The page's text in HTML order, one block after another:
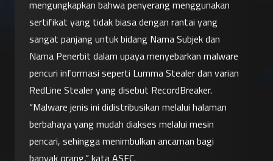
mengungkapkan bahwa penyerang menggunakan
sertifikat yang tidak biasa dengan rantai yang
sangat panjang untuk bidang Nama Subjek dan
Nama Penerbit dalam upaya menyebarkan malware
pencuri informasi seperti Lumma Stealer dan varian
RedLine Stealer yang disebut RecordBreaker.
“Malware jenis ini didistribusikan melalui halaman
berbahaya yang mudah diakses melalui mesin
pencari, sehingga menimbulkan ancaman bagi
banyak orang,” kata ASEC.